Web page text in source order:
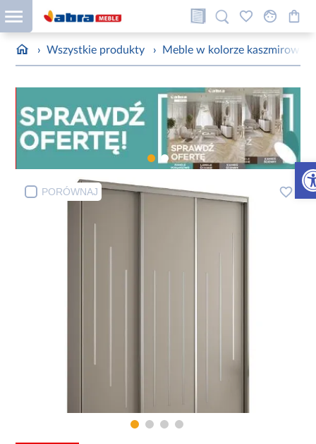
› Wszystkie produkty › Meble w kolorze kaszmirowym
PORÓWNAJ